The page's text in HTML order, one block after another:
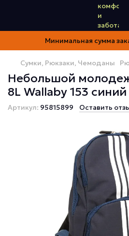
Минимальная сумма
Сумки, Рюкзаки, Чемоданы
Небольшой
8L Wallaby 153 синий
Артикул: 95815899 Оставить